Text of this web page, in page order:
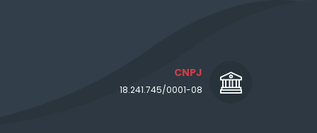
CNPJ
18.241.745/0001-08